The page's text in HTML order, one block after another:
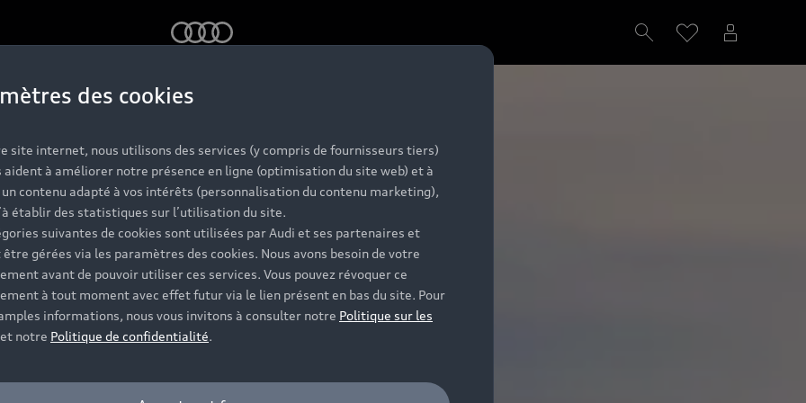
mois avec apport⁽⁶⁾.
des cookies
site internet, nous utilisons des services (y compris de fournisseurs tiers)
aident à améliorer notre présence en ligne (optimisation du site web) et à
contenu adapté à vos intérêts (personnalisation du contenu marketing),
établir des statistiques sur l’utilisation du site.
suivantes de cookies sont utilisées par Audi et ses partenaires et
gérées via les paramètres des cookies. Nous avons besoin de votre
avant de pouvoir utiliser ces services. Vous pouvez révoquer ce
à tout moment avec effet futur via le lien présent en bas du site. Pour
informations, nous vous invitons à consulter notre Politique sur les
notre Politique de confidentialité.